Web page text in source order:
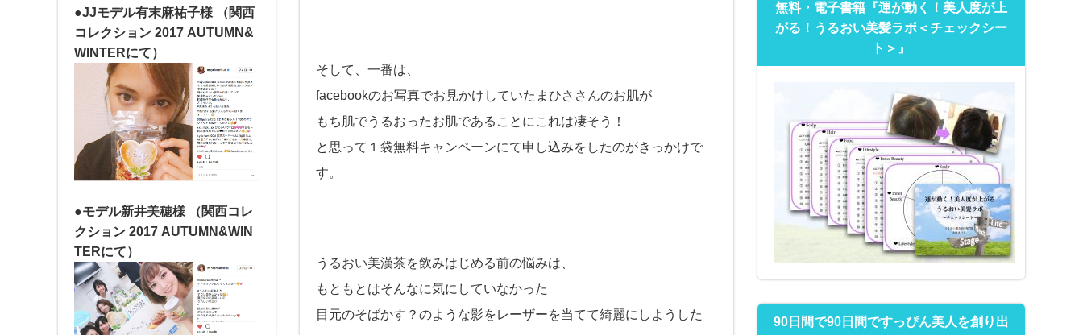
そして、一番は、
facebookのお写真でお見かけしていたまひささんのお肌が
もち肌でうるおったお肌であることにこれは凄そう！
と思って１袋無料キャンペーンにて申し込みをしたのがきっかけで
す。
うるおい美漢茶を飲みはじめる前の悩みは、
もともとはそんなに気にしていなかった
目元のそばかす？のような影をレーザーを当てて綺麗にしようした
●JJモデル有末麻祐子様
（関西
コレクション 2017 AUTUMN&
WINTERにて）
●モデル新井美穂様
（関西コレ
クション 2017 AUTUMN&WIN
TERにて）
無料・電子書籍『運が動く！美人度が上
がる！うるおい美髪ラボ＜チェックシー
ト＞』
90日間で90日間ですっぴん美人を創り出